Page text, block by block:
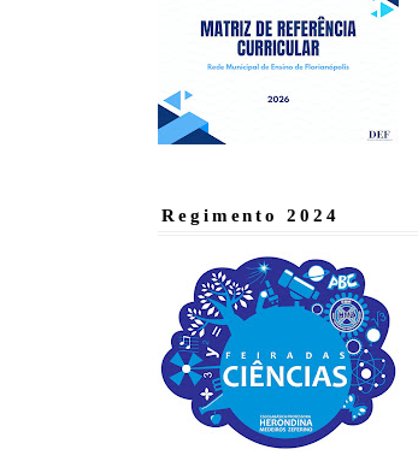
Regimento 2024